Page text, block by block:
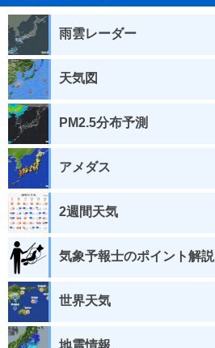
雨雲レーダー
天気図
PM2.5分布予測
アメダス
2週間天気
気象予報士のポイント解説
世界天気
地震情報